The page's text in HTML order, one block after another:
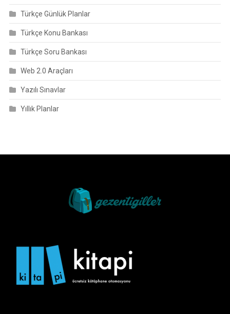
Türkçe Günlük Planlar
Türkçe Konu Bankası
Türkçe Soru Bankası
Web 2.0 Araçları
Yazılı Sınavlar
Yıllık Planlar